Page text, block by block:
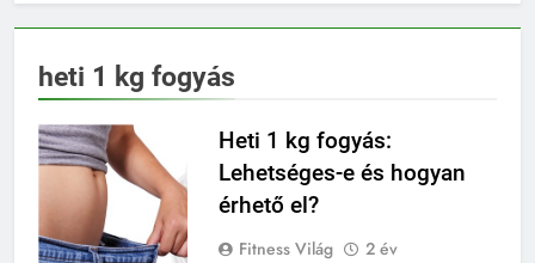
heti 1 kg fogyás
Heti 1 kg fogyás:
Lehetséges-e és hogyan
érhető el?
Fitness Világ
2 év